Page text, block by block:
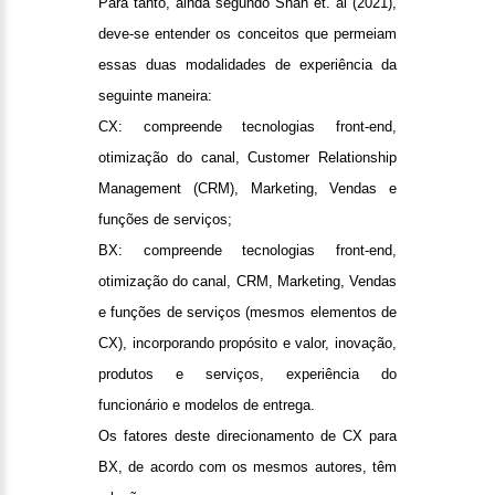
deve-se entender os conceitos que permeiam
essas duas modalidades de experiência da
seguinte maneira:
CX: compreende tecnologias front-end,
otimização do canal, Customer Relationship
Management (CRM), Marketing, Vendas e
funções de serviços;
BX: compreende tecnologias front-end,
otimização do canal, CRM, Marketing, Vendas
e funções de serviços (mesmos elementos de
CX), incorporando propósito e valor, inovação,
produtos e serviços, experiência do
funcionário e modelos de entrega.
Os fatores deste direcionamento de CX para
BX, de acordo com os mesmos autores, têm